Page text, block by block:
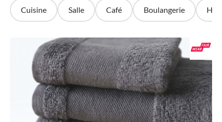
Cuisine Salle Café Boulangerie